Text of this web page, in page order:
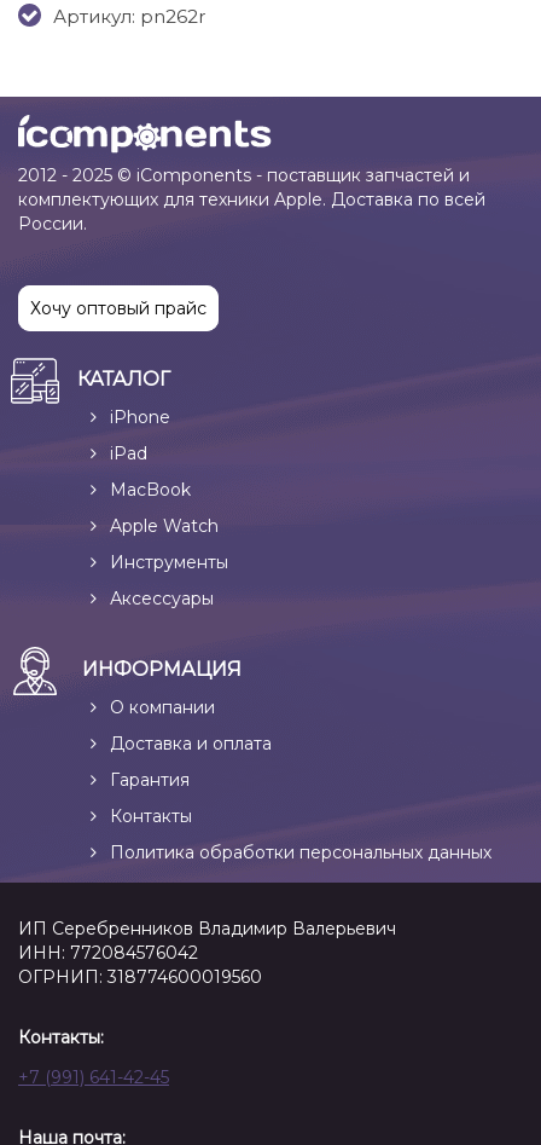
Артикул: pn262r
2012 - 2025 © iComponents - поставщик запчастей и
комплектующих для техники Apple. Доставка по всей
России.
Хочу оптовый прайс
КАТАЛОГ
iPhone
iPad
MacBook
Apple Watch
Инструменты
Аксессуары
ИНФОРМАЦИЯ
О компании
Доставка и оплата
Гарантия
Контакты
Политика обработки персональных данных
ИП Серебренников Владимир Валерьевич
ИНН: 772084576042
ОГРНИП: 318774600019560
Контакты:
+7 (991) 641-42-45
Наша почта: